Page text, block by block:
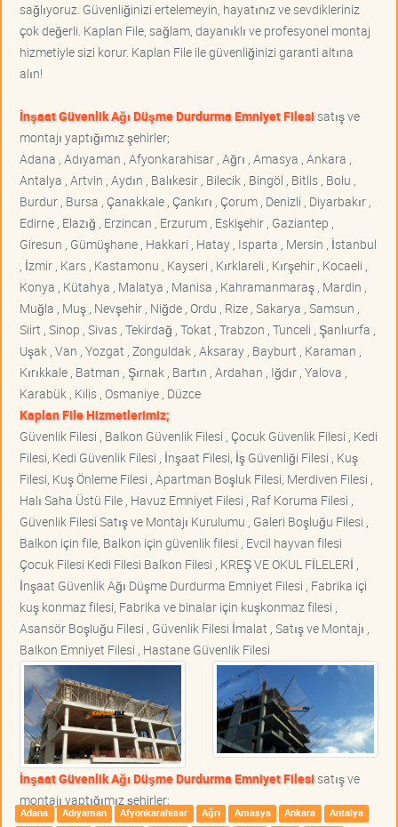
sağlıyoruz. Güvenliğinizi ertelemeyin, hayatınız ve sevdikleriniz
çok değerli. Kaplan File, sağlam, dayanıklı ve profesyonel montaj
hizmetiyle sizi korur. Kaplan File ile güvenliğinizi garanti altına
alın!
İnşaat Güvenlik Ağı Düşme Durdurma Emniyet Filesisatış ve
montajı yaptığımız şehirler;
Adana , Adıyaman , Afyonkarahisar , Ağrı , Amasya , Ankara ,
Antalya , Artvin , Aydın , Balıkesir , Bilecik , Bingöl , Bitlis , Bolu ,
Burdur , Bursa , Çanakkale , Çankırı , Çorum , Denizli , Diyarbakır ,
Edirne , Elazığ , Erzincan , Erzurum , Eskişehir , Gaziantep ,
Giresun , Gümüşhane , Hakkari , Hatay , Isparta , Mersin , İstanbul
, İzmir , Kars , Kastamonu , Kayseri , Kırklareli , Kırşehir , Kocaeli ,
Konya , Kütahya , Malatya , Manisa , Kahramanmaraş , Mardin ,
Muğla , Muş , Nevşehir , Niğde , Ordu , Rize , Sakarya , Samsun ,
Siirt , Sinop , Sivas , Tekirdağ , Tokat , Trabzon , Tunceli , Şanlıurfa ,
Uşak , Van , Yozgat , Zonguldak , Aksaray , Bayburt , Karaman ,
Kırıkkale , Batman , Şırnak , Bartın , Ardahan , Iğdır , Yalova ,
Karabük , Kilis , Osmaniye , Düzce
Kaplan File Hizmetlerimiz;
Güvenlik Filesi , Balkon Güvenlik Filesi , Çocuk Güvenlik Filesi , Kedi
Filesi, Kedi Güvenlik Filesi , İnşaat Filesi, İş Güvenliği Filesi , Kuş
Filesi, Kuş Önleme Filesi , Apartman Boşluk Filesi, Merdiven Filesi ,
Halı Saha Üstü File , Havuz Emniyet Filesi , Raf Koruma Filesi ,
Güvenlik Filesi Satış ve Montajı Kurulumu , Galeri Boşluğu Filesi ,
Balkon için file, Balkon için güvenlik filesi , Evcil hayvan filesi
Çocuk Filesi Kedi Filesi Balkon Filesi , KREŞ VE OKUL FİLELERİ ,
İnşaat Güvenlik Ağı Düşme Durdurma Emniyet Filesi , Fabrika içi
kuş konmaz filesi, Fabrika ve binalar için kuşkonmaz filesi ,
Asansör Boşluğu Filesi , Güvenlik Filesi İmalat , Satış ve Montajı ,
Balkon Emniyet Filesi , Hastane Güvenlik Filesi
İnşaat Güvenlik Ağı Düşme Durdurma Emniyet Filesisatış ve
montajı yaptığımız şehirler;
Adana Adıyaman Afyonkarahisar Ağrı Amasya Ankara
Antalya